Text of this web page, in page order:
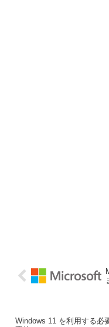
Windows 11 を利用する必